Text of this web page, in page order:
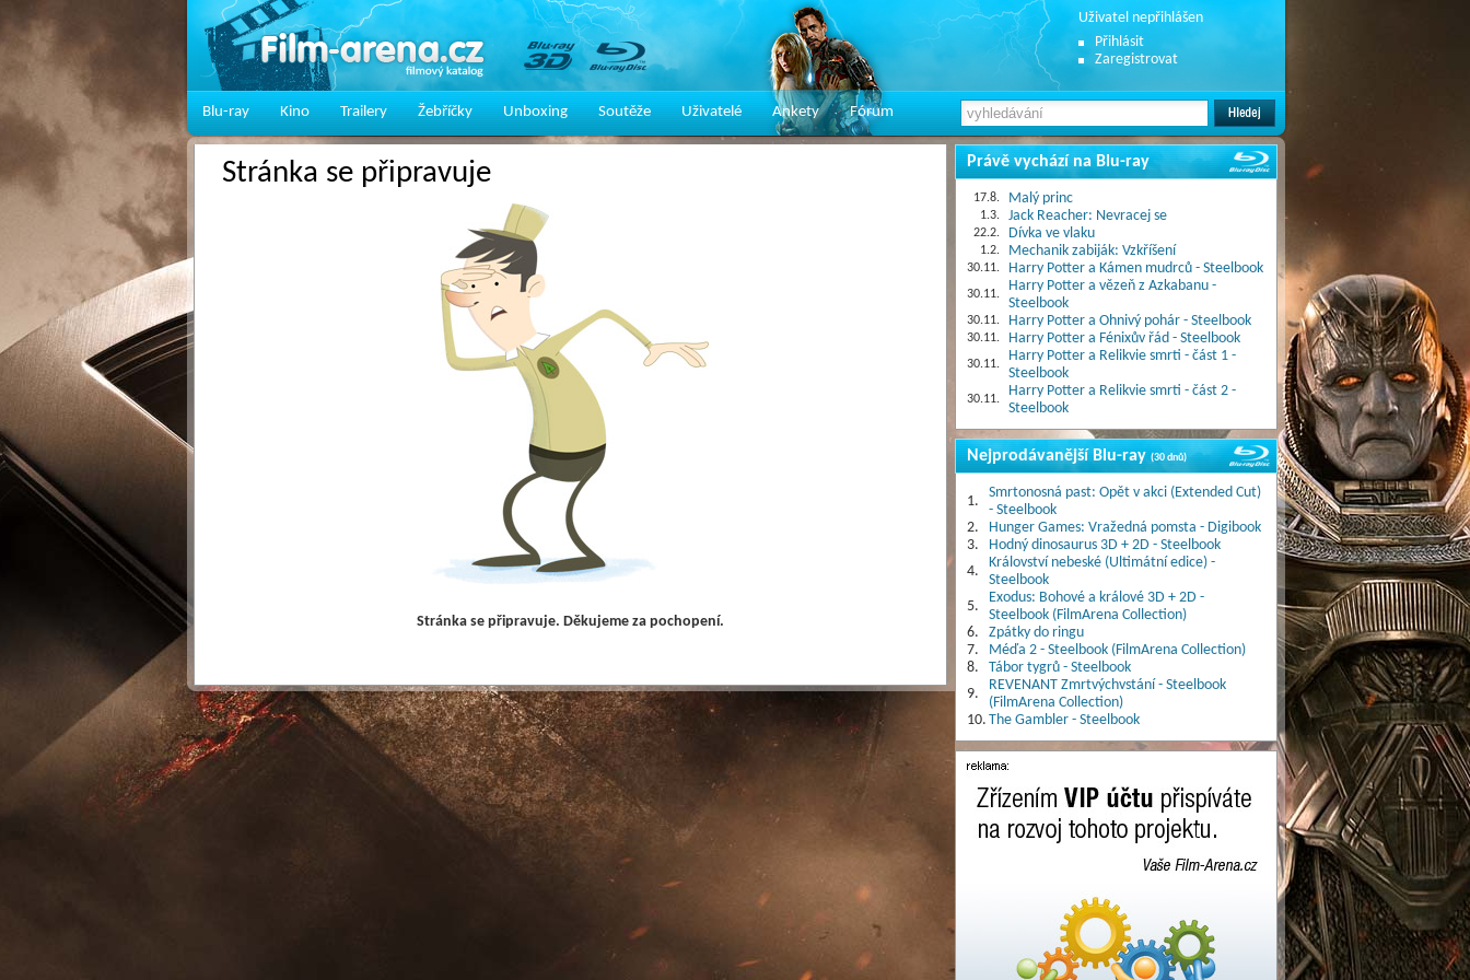
Uživatel nepřihlášen
Přihlásit
Zaregistrovat
Blu-ray Kino Trailery Žebříčky Unboxing Soutěže Uživatelé Ankety Fórum
Stránka se připravuje
Stránka se připravuje. Děkujeme za pochopení.
Právě vychází na Blu-ray
17.8. Malý princ
1.3. Jack Reacher: Nevracej se
22.2. Dívka ve vlaku
1.2. Mechanik zabiják: Vzkříšení
30.11. Harry Potter a Kámen mudrců - Steelbook
30.11.
Harry Potter a vězeň z Azkabanu -
Steelbook
30.11. Harry Potter a Ohnivý pohár - Steelbook
30.11. Harry Potter a Fénixův řád - Steelbook
30.11.
Harry Potter a Relikvie smrti - část 1 -
Steelbook
30.11.
Harry Potter a Relikvie smrti - část 2 -
Steelbook
Nejprodávanější Blu-ray(30 dnů)
1.
Smrtonosná past: Opět v akci (Extended Cut)
- Steelbook
2.
Hunger Games: Vražedná pomsta - Digibook
3.
Hodný dinosaurus 3D + 2D - Steelbook
4.
Království nebeské (Ultimátní edice) -
Steelbook
5.
Exodus: Bohové a králové 3D + 2D -
Steelbook (FilmArena Collection)
6.
Zpátky do ringu
7.
Méďa 2 - Steelbook (FilmArena Collection)
8.
Tábor tygrů - Steelbook
9.
REVENANT Zmrtvýchvstání - Steelbook
(FilmArena Collection)
10. The Gambler - Steelbook